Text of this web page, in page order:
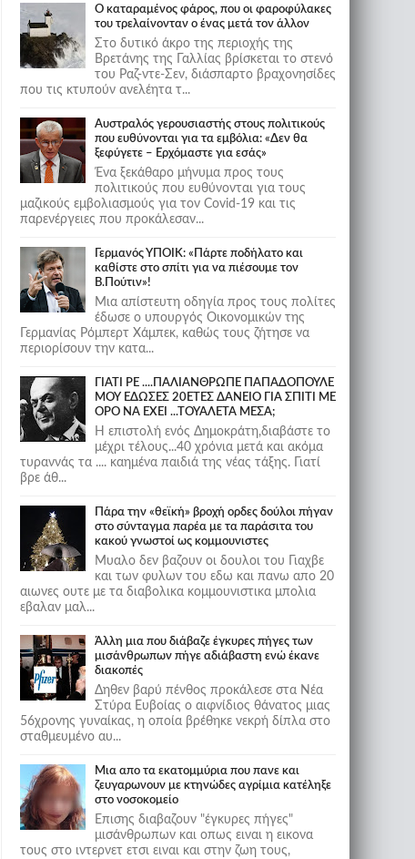
Ο καταραμένος φάρος, που οι φαροφύλακες
του τρελαίνονταν ο ένας μετά τον άλλον
Στο δυτικό άκρο της περιοχής της
Βρετάνης της Γαλλίας βρίσκεται το στενό
του Ραζ-ντε-Σεν, διάσπαρτο βραχονησίδες
που τις κτυπούν ανελέητα τ...
Αυστραλός γερουσιαστής στους πολιτικούς
που ευθύνονται για τα εμβόλια: «Δεν θα
ξεφύγετε – Ερχόμαστε για εσάς»
Ένα ξεκάθαρο μήνυμα προς τους
πολιτικούς που ευθύνονται για τους
μαζικούς εμβολιασμούς για τον Covid-19 και τις
παρενέργειες που προκάλεσαν...
Γερμανός ΥΠΟΙΚ: «Πάρτε ποδήλατο και
καθίστε στο σπίτι για να πιέσουμε τον
Β.Πούτιν»!
Μια απίστευτη οδηγία προς τους πολίτες
έδωσε ο υπουργός Οικονομικών της
Γερμανίας Ρόμπερτ Χάμπεκ, καθώς τους ζήτησε να
περιορίσουν την κατα...
ΓΙΑΤΙ ΡΕ ....ΠΑΛΙΑΝΘΡΩΠΕ ΠΑΠΑΔΟΠΟΥΛΕ
ΜΟΥ ΕΔΩΣΕΣ 20ΕΤΕΣ ΔΑΝΕΙΟ ΓΙΑ ΣΠΙΤΙ ΜΕ
ΟΡΟ ΝΑ ΕΧΕΙ ...ΤΟΥΑΛΕΤΑ ΜΕΣΑ;
Η επιστολή ενός Δημοκράτη,διαβάστε το
μέχρι τέλους...40 χρόνια μετά και ακόμα
τυραννάς τα .... καημένα παιδιά της νέας τάξης. Γιατί
βρε άθ...
Πάρα την «θεϊκή» βροχή ορδες δούλοι πήγαν
στο σύνταγμα παρέα με τα παράσιτα του
κακού γνωστοί ως κομμουνιστες
Μυαλο δεν βαζουν οι δουλοι του Γιαχβε
και των φυλων του εδω και πανω απο 20
αιωνες ουτε με τα διαβολικα κομμουνιστικα μπολια
εβαλαν μαλ...
Άλλη μια που διάβαζε έγκυρες πήγες των
μισάνθρωπων πήγε αδιάβαστη ενώ έκανε
διακοπές
Δηθεν βαρύ πένθος προκάλεσε στα Νέα
Στύρα Ευβοίας ο αιφνίδιος θάνατος μιας
56χρονης γυναίκας, η οποία βρέθηκε νεκρή δίπλα στο
σταθμευμένο αυ...
Μια απο τα εκατομμύρια που πανε και
ζευγαρωνουν με κτηνώδες αγρίμια κατέληξε
στο νοσοκομείο
Επισης διαβαζουν "έγκυρες πήγες"
μισάνθρωπων και οπως ειναι η εικονα
τους στο ιντερνετ ετσι ειναι και στην ζωη τους,